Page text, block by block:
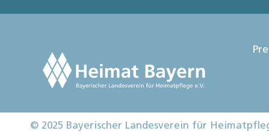
© 2025 Bayerischer Landesverein für